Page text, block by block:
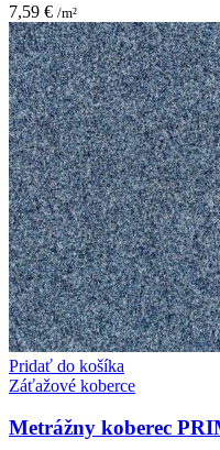
7,59 € /m²
Pridať do košíka
Záťažové koberce
Metrážny koberec